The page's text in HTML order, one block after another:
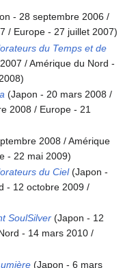
- 28 septembre 2006 /
/ Europe - 27 juillet 2007)
du Temps et de
/ Amérique du Nord -
(Japon - 20 mars 2008 /
2008 / Europe - 21
2008 / Amérique
- 22 mai 2009)
du Ciel(Japon -
- 12 octobre 2009 /
SoulSilver (Japon - 12
- 14 mars 2010 /
(Japon - 6 mars